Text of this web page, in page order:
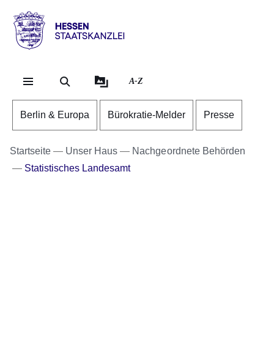
Hessen
Staatskanzlei
A-Z
Berlin & Europa Bürokratie-Melder Presse
Startseite Unser Haus
Nachgeordnete Behörden
Statistisches Landesamt